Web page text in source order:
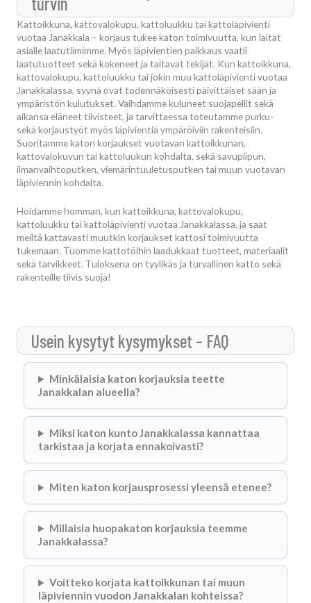
Kattoikkuna, kattovalokupu, kattoluukku tai kattoläpivienti
vuotaa Janakkala – korjaus tukee katon toimivuutta, kun laitat
asialle laatutiimimme. Myös läpivientien paikkaus vaatii
laatutuotteet sekä kokeneet ja taitavat tekijät. Kun kattoikkuna,
kattovalokupu, kattoluukku tai jokin muu kattoläpivienti vuotaa
Janakkalassa, syynä ovat todennäköisesti päivittäiset sään ja
ympäristön kulutukset. Vaihdamme kuluneet suojapellit sekä
aikansa eläneet tiivisteet, ja tarvittaessa toteutamme purku-
sekä korjaustyöt myös läpivientiä ympäröiviin rakenteisiin.
Suoritamme katon korjaukset vuotavan kattoikkunan,
kattovalokuvun tai kattoluukun kohdalta, sekä savupiipun,
ilmanvaihtoputken, viemärintuuletusputken tai muun vuotavan
läpiviennin kohdalta.
Hoidamme homman, kun kattoikkuna, kattovalokupu,
kattoluukku tai kattoläpivienti vuotaa Janakkalassa, ja saat
meiltä kattavasti muutkin korjaukset kattosi toimivuutta
tukemaan. Tuomme kattotöihin laadukkaat tuotteet, materiaalit
sekä tarvikkeet. Tuloksena on tyylikäs ja turvallinen katto sekä
rakenteille tiivis suoja!
Usein kysytyt kysymykset – FAQ
Minkälaisia katon korjauksia teette
Janakkalan alueella?
Miksi katon kunto Janakkalassa kannattaa
tarkistaa ja korjata ennakoivasti?
Miten katon korjausprosessi yleensä etenee?
Millaisia huopakaton korjauksia teemme
Janakkalassa?
Voitteko korjata kattoikkunan tai muun
läpiviennin vuodon Janakkalan kohteissa?